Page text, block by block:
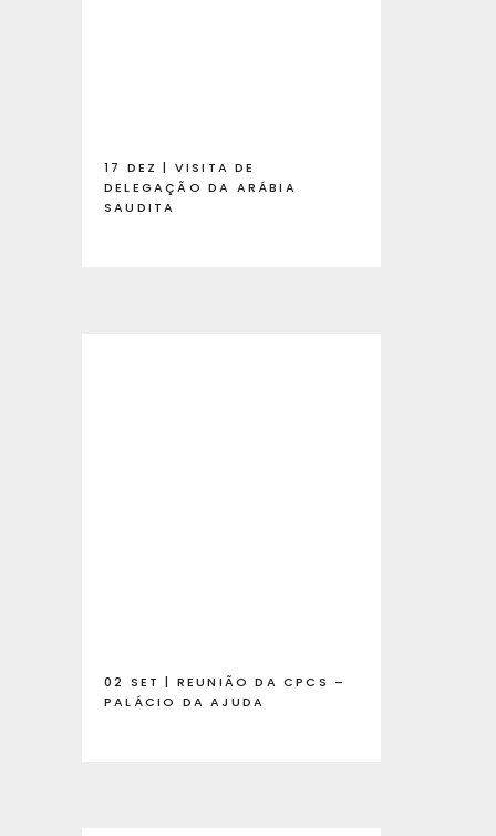
17 DEZ | VISITA DE
DELEGAÇÃO DA ARÁBIA
SAUDITA
02 SET | REUNIÃO DA CPCS –
PALÁCIO DA AJUDA